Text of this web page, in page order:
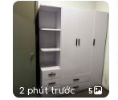
2 phút trước 5